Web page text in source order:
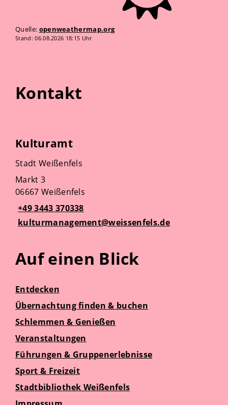
Quelle: openweathermap.org
Stand: 06.08.2026 18:15 Uhr
Kontakt
Kulturamt
Stadt Weißenfels
Markt 3
06667 Weißenfels
+49 3443 370338
kulturmanagement@weissenfels.de
Auf einen Blick
Entdecken
Übernachtung finden & buchen
Schlemmen & Genießen
Veranstaltungen
Führungen & Gruppenerlebnisse
Sport & Freizeit
Stadtbibliothek Weißenfels